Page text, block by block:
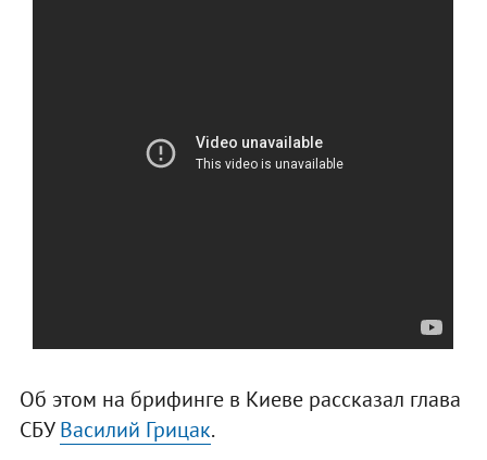
Об этом на брифинге в Киеве рассказал глава
СБУВасилий Грицак.